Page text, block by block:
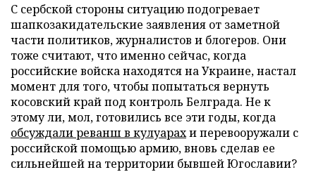
С сербской стороны ситуацию подогревает
шапкозакидательские заявления от заметной
части политиков, журналистов и блогеров. Они
тоже считают, что именно сейчас, когда
российские войска находятся на Украине, настал
момент для того, чтобы попытаться вернуть
косовский край под контроль Белграда. Не к
этому ли, мол, готовились все эти годы, когда
обсуждали реванш в кулуарахи перевооружали с
российской помощью армию, вновь сделав ее
сильнейшей на территории бывшей Югославии?